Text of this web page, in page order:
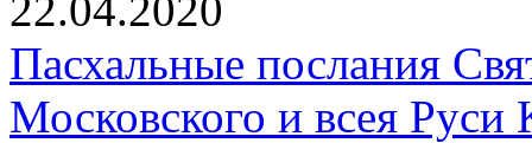
Пасхальные послания
Московского и всея Руси